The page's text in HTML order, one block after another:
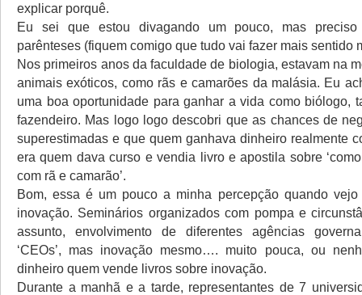
explicar porquê.
Eu sei que estou divagando um pouco, mas
parênteses (fiquem comigo que tudo vai fazer mais sentido
Nos primeiros anos da faculdade de biologia, estavam na
animais exóticos, como rãs e camarões da malásia. Eu
uma boa oportunidade para ganhar a vida como biólogo,
fazendeiro. Mas logo logo descobri que as chances de
superestimadas e que quem ganhava dinheiro realmente
era quem dava curso e vendia livro e apostila sobre
com rã e camarão’.
Bom, essa é um pouco a minha percepção quando
inovação. Seminários organizados com pompa e
assunto, envolvimento de diferentes agências
‘CEOs’, mas inovação mesmo…. muito pouca, ou
dinheiro quem vende livros sobre inovação.
Durante a manhã e a tarde, representantes de 7